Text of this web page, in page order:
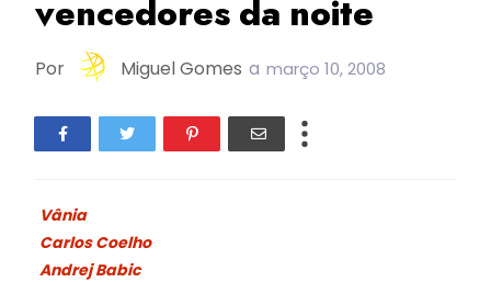
vencedores da noite
Por Miguel Gomes a março 10, 2008
Vânia
Carlos Coelho
Andrej Babic